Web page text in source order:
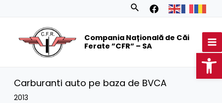
Search
Compania Națională de Căi
Ferate ”CFR” – SA
Carburanti auto pe baza de BVCA
2013